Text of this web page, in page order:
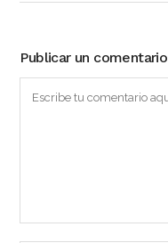
Publicar un comentario